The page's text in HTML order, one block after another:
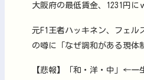
大阪府の最低賃金、1231円に
元F1王者ハッキネン、フェル
の噂に「なぜ調和がある現体
【悲報】「和・洋・中」←一